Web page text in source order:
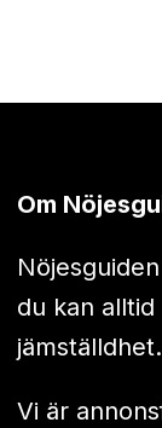
Om
du kan
jämställdhet.
Vi är